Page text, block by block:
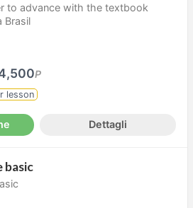
to advance with the textbook
Brasil
P
lesson
Dettagli
basic